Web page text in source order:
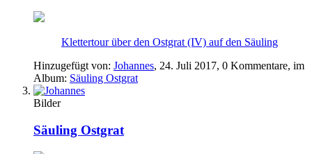
Klettertour über den Ostgrat (IV) auf den Säuling
Hinzugefügt von: Johannes, 24. Juli 2017, 0 Kommentare, im
Album: Säuling Ostgrat
Bilder
Säuling Ostgrat